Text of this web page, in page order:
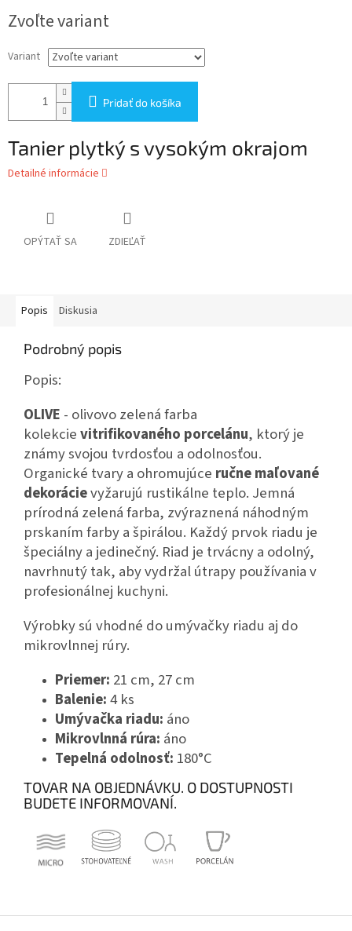
cena:
Zvoľte variant
Variant
Pridať do košíka
Tanier plytký s vysokým okrajom
Detailné informácie
OPÝTAŤ SA ZDIEĽAŤ
Popis Diskusia
Podrobný popis
Popis:
OLIVE - olivovo zelená farba
kolekcievitrifikovaného porcelánu, ktorý je
známy svojou tvrdosťou a odolnosťou.
Organické tvary a ohromujúce ručne maľované
dekorácievyžarujú rustikálne teplo. Jemná
prírodná zelená farba, zvýraznená náhodným
prskaním farby a špirálou. Každý prvok riadu je
špeciálny a jedinečný. Riad je trvácny a odolný,
navrhnutý tak, aby vydržal útrapy používania v
profesionálnej kuchyni.
Výrobky sú vhodné do umývačky riadu aj do
mikrovlnnej rúry.
Priemer: 21 cm, 27 cm
Balenie:4 ks
Umývačka riadu: áno
Mikrovlnná rúra: áno
Tepelná odolnosť: 180°C
TOVAR NA OBJEDNÁVKU. O DOSTUPNOSTI
BUDETE INFORMOVANÍ.